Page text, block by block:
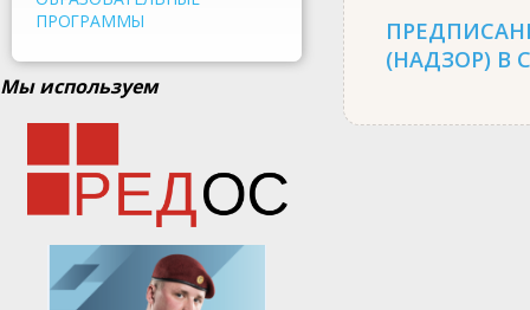
ПРОГРАММЫ
Мы используем
(НАДЗОР) В